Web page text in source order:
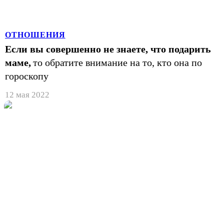
ОТНОШЕНИЯ
Если вы совершенно не знаете, что подарить
маме,то обратите внимание на то, кто она по
гороскопу
12 мая 2022